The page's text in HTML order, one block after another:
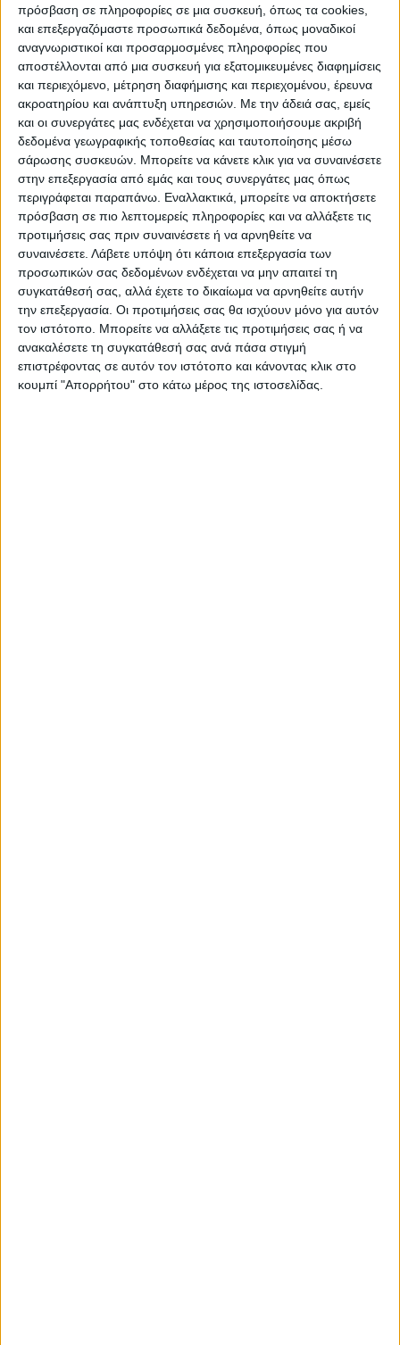
πρόσβαση σε πληροφορίες σε μια συσκευή, όπως τα cookies,
και επεξεργαζόμαστε προσωπικά δεδομένα, όπως μοναδικοί
αναγνωριστικοί και προσαρμοσμένες πληροφορίες που
αποστέλλονται από μια συσκευή για εξατομικευμένες διαφημίσεις
και περιεχόμενο, μέτρηση διαφήμισης και περιεχομένου, έρευνα
ακροατηρίου και ανάπτυξη υπηρεσιών. Με την άδειά σας, εμείς
και οι συνεργάτες μας ενδέχεται να χρησιμοποιήσουμε ακριβή
δεδομένα γεωγραφικής τοποθεσίας και ταυτοποίησης μέσω
σάρωσης συσκευών. Μπορείτε να κάνετε κλικ για να συναινέσετε
στην επεξεργασία από εμάς και τους συνεργάτες μας όπως
περιγράφεται παραπάνω. Εναλλακτικά, μπορείτε να αποκτήσετε
πρόσβαση σε πιο λεπτομερείς πληροφορίες και να αλλάξετε τις
προτιμήσεις σας πριν συναινέσετε ή να αρνηθείτε να
συναινέσετε. Λάβετε υπόψη ότι κάποια επεξεργασία των
προσωπικών σας δεδομένων ενδέχεται να μην απαιτεί τη
συγκατάθεσή σας, αλλά έχετε το δικαίωμα να αρνηθείτε αυτήν
την επεξεργασία. Οι προτιμήσεις σας θα ισχύουν μόνο για αυτόν
τον ιστότοπο. Μπορείτε να αλλάξετε τις προτιμήσεις σας ή να
ανακαλέσετε τη συγκατάθεσή σας ανά πάσα στιγμή
επιστρέφοντας σε αυτόν τον ιστότοπο και κάνοντας κλικ στο
κουμπί "Απορρήτου" στο κάτω μέρος της ιστοσελίδας.
Σύμφωνα με την Τεχνική Υπηρεσία της
ΔΕΥΚ, ο ανάδοχος επικαλείται ως βασική
αιτία καθυστέρησης την αδιάνοικτη ως
σήμερα οδό πλάτους 20μ και την αδυναμία
διέλευσης του αγωγού στο συγκεκριμένο
τμήμα της όδευσης που απαιτείται
(σύμφωνα με την Μελέτη Εφαρμογής) για
την κατασκευή του έργου.
Το παραπάνω θέμα, με την αδιάνοικτη οδό,
ανάγκασε τον ανάδοχο να μην προχωρήσει
άμεσα σε παραγγελία του συνόλου των
σωλήνων. Στη συνέχεια σε συνεργασία του
αναδόχου με τον κύριο του έργου
αποφασίστηκε να εκτελεστεί η παραγγελία
του συνόλου των σωλήνων και παράλληλα ο
Κ.Ε. να αναλάβει την δέσμευση να προβεί